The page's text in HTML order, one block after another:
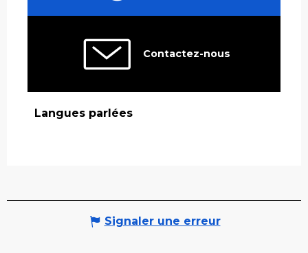
Contactez-nous
Langues parlées
Langues parlées
Signaler une erreur